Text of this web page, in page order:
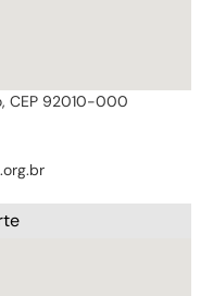
CEP 92010-000